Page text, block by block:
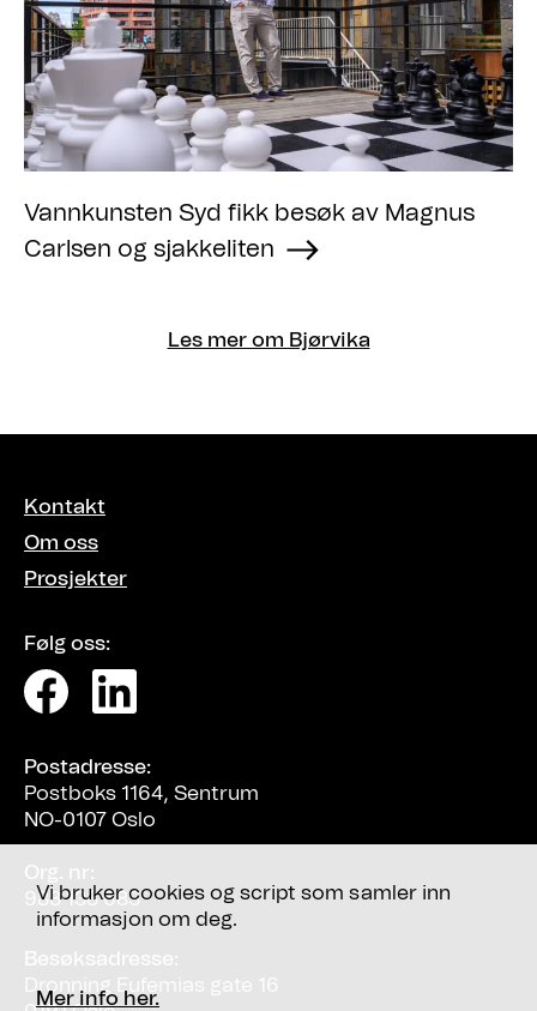
Vannkunsten Syd fikk besøk av Magnus
Carlsen og sjakkeliten
Les mer om Bjørvika
Kontakt
Om oss
Prosjekter
Følg oss:
Postadresse:
Postboks 1164, Sentrum
NO-0107 Oslo
Org. nr:
983 138 683
Besøksadresse:
Dronning Eufemias gate 16
Vi bruker cookies og script som samler inn
informasjon om deg.
Mer info her.